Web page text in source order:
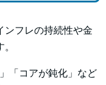
ンフレの持続性や金
「コアが鈍化」など